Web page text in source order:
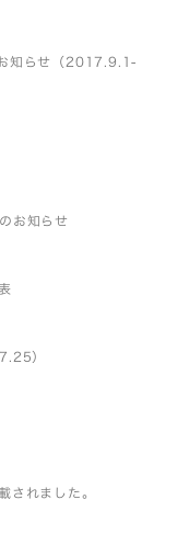
知らせ（2017.9.1-
お知らせ
）
されました。